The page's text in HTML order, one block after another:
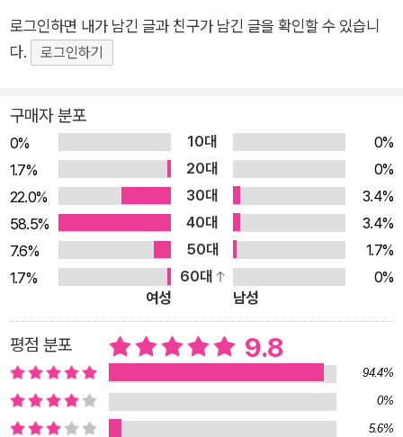
다고 하지 뭐예요! 낮에 깨어 있고 밤에 잠을 자는 주행성 나비와
반대로, 호저는 낮에 잠을 자고 밤에 깨어 있는 야행성 동물이니
된 나비는 궁금한 것이 한가득입니다. “너는 뭐든지 반대로 해?
반딧불이랑도 친해? 밤에 가장 좋은 게 뭐야?” 숨 쉴 틈 없이 엉
뚱한 질문을 던지는 나비에게 호저는 다정하게 답해 주며, 자신과
나비의 차이를 알려 줍니다. 하지만 나비는 졸린 눈을 비비면서도
“왜 내가 자야 해? 나도 이제 야행성이 될 거야!”라고 외치며 밤
새 호저와 함께할 어마어마한 계획을 세웁니다. 과연 나비는 호저
와 같은 야행성이 될 수 있을까요? 미국 뉴욕에서 주목받고 있는
신예 작가 로스 뷰랙은 《참을성 없는 애벌레》, 《포기가 너무 빠른
나비》에 이어 《하나도 안 졸린 나비》를 통해 어디서도 본 적 없는
독특하고 발랄한 캐릭터를 만들어 냈습니다. 굵고 분명한 선, 밝
고 화사한 색상이 어우러진 그림은 나비의 쾌활한 성격을 잘 보여
줍니다. 잠자기 싫은 나비가 펼치는 별난 행동을 보면서 어린이
독자들은 깔깔 웃고, 한껏 공감할 수 있을 것입니다. “나 하나도
로그인하면 내가 남긴 글과 친구가 남긴 글을 확인할 수 있습니
다.
로그인하기
구매자 분포
0% 10대
0%
1.7%
20대
0%
22.0%
30대
3.4%
58.5%
40대
3.4%
7.6%
50대
1.7%
1.7%
60대
0%
여성
남성
평점 분포 9.8
94.4%
0%
5.6%